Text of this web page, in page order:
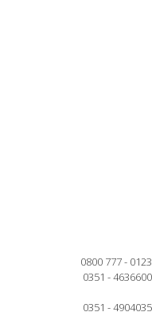
0800 777 - 0123
0351 - 4636600
0351 - 4904035